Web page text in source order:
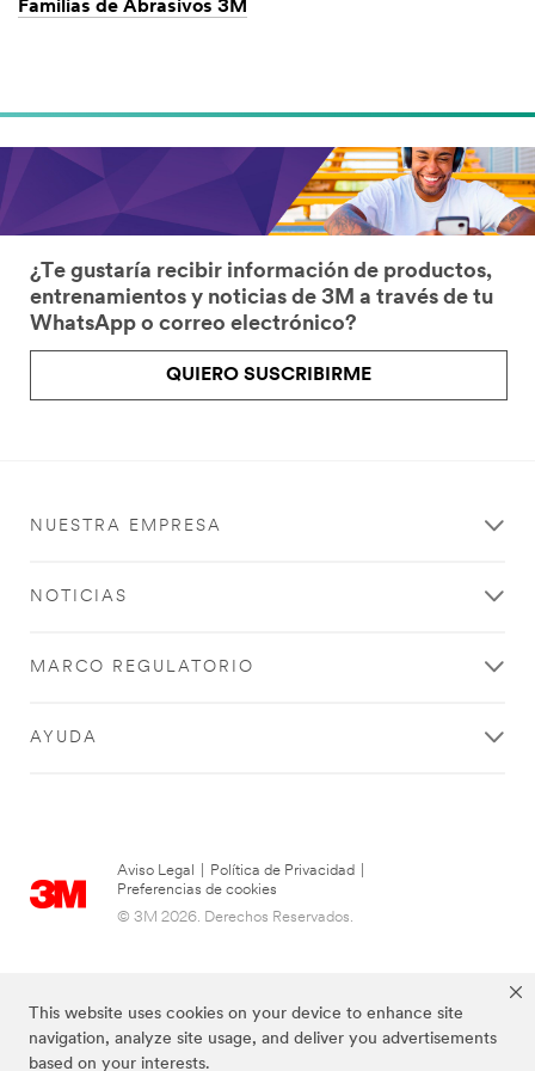
This website uses cookies on your device to enhance site
navigation, analyze site usage, and deliver you advertisements
based on your interests.
Familias de Abrasivos 3M
¿Te gustaría recibir información de productos,
entrenamientos y noticias de 3M a través de tu
WhatsApp o correo electrónico?
QUIERO SUSCRIBIRME
NUESTRA EMPRESA
NOTICIAS
MARCO REGULATORIO
AYUDA
Aviso Legal Política de Privacidad
Preferencias de cookies
© 3M 2026. Derechos Reservados.